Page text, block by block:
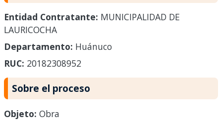
Entidad Contratante: MUNICIPALIDAD DE
LAURICOCHA
Departamento: Huánuco
RUC: 20182308952
Sobre el proceso
Objeto: Obra